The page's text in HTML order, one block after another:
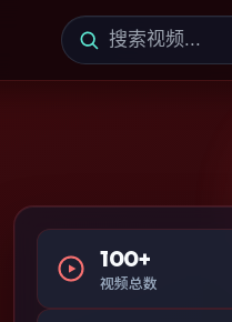
100+
视频总数